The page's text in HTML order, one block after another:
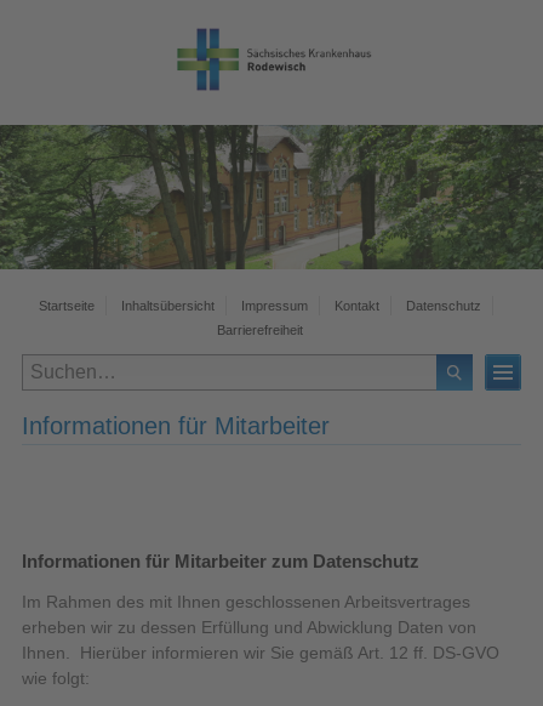
Startseite Inhaltsübersicht Impressum Kontakt
Datenschutz
Barrierefreiheit
Informationen für Mitarbeiter
Informationen für Mitarbeiter zum Datenschutz
Im Rahmen des mit Ihnen geschlossenen Arbeitsvertrages
erheben wir zu dessen Erfüllung und Abwicklung Daten von
Ihnen. Hierüber informieren wir Sie gemäß Art. 12 ff. DS-GVO
wie folgt: